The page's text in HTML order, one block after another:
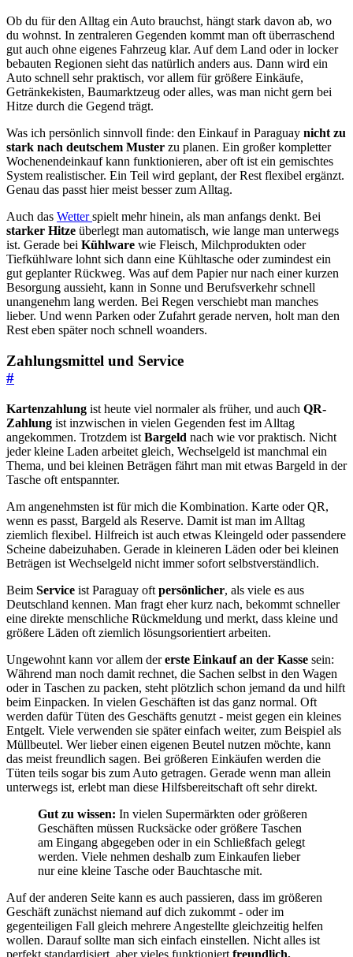
Ob du für den Alltag ein Auto brauchst, hängt stark davon ab, wo
du wohnst. In zentraleren Gegenden kommt man oft überraschend
gut auch ohne eigenes Fahrzeug klar. Auf dem Land oder in locker
bebauten Regionen sieht das natürlich anders aus. Dann wird ein
Auto schnell sehr praktisch, vor allem für größere Einkäufe,
Getränkekisten, Baumarktzeug oder alles, was man nicht gern bei
Hitze durch die Gegend trägt.
Was ich persönlich sinnvoll finde: den Einkauf in Paraguay nicht zu
stark nach deutschem Muster zu planen. Ein großer kompletter
Wochenendeinkauf kann funktionieren, aber oft ist ein gemischtes
System realistischer. Ein Teil wird geplant, der Rest flexibel ergänzt.
Genau das passt hier meist besser zum Alltag.
Auch das Wetterspielt mehr hinein, als man anfangs denkt. Bei
starker Hitze überlegt man automatisch, wie lange man unterwegs
ist. Gerade bei Kühlware wie Fleisch, Milchprodukten oder
Tiefkühlware lohnt sich dann eine Kühltasche oder zumindest ein
gut geplanter Rückweg. Was auf dem Papier nur nach einer kurzen
Besorgung aussieht, kann in Sonne und Berufsverkehr schnell
unangenehm lang werden. Bei Regen verschiebt man manches
lieber. Und wenn Parken oder Zufahrt gerade nerven, holt man den
Rest eben später noch schnell woanders.
Zahlungsmittel und Service
#
Kartenzahlung ist heute viel normaler als früher, und auch QR-
Zahlung ist inzwischen in vielen Gegenden fest im Alltag
angekommen. Trotzdem ist Bargeld nach wie vor praktisch. Nicht
jeder kleine Laden arbeitet gleich, Wechselgeld ist manchmal ein
Thema, und bei kleinen Beträgen fährt man mit etwas Bargeld in der
Tasche oft entspannter.
Am angenehmsten ist für mich die Kombination. Karte oder QR,
wenn es passt, Bargeld als Reserve. Damit ist man im Alltag
ziemlich flexibel. Hilfreich ist auch etwas Kleingeld oder passendere
Scheine dabeizuhaben. Gerade in kleineren Läden oder bei kleinen
Beträgen ist Wechselgeld nicht immer sofort selbstverständlich.
Beim Service ist Paraguay oft persönlicher, als viele es aus
Deutschland kennen. Man fragt eher kurz nach, bekommt schneller
eine direkte menschliche Rückmeldung und merkt, dass kleine und
größere Läden oft ziemlich lösungsorientiert arbeiten.
Ungewohnt kann vor allem dererste Einkauf an der Kasse sein:
Während man noch damit rechnet, die Sachen selbst in den Wagen
oder in Taschen zu packen, steht plötzlich schon jemand da und hilft
beim Einpacken. In vielen Geschäften ist das ganz normal. Oft
werden dafür Tüten des Geschäfts genutzt - meist gegen ein kleines
Entgelt. Viele verwenden sie später einfach weiter, zum Beispiel als
Müllbeutel. Wer lieber einen eigenen Beutel nutzen möchte, kann
das meist freundlich sagen. Bei größeren Einkäufen werden die
Tüten teils sogar bis zum Auto getragen. Gerade wenn man allein
unterwegs ist, erlebt man diese Hilfsbereitschaft oft sehr direkt.
Gut zu wissen: In vielen Supermärkten oder größeren
Geschäften müssen Rucksäcke oder größere Taschen
am Eingang abgegeben oder in ein Schließfach gelegt
werden. Viele nehmen deshalb zum Einkaufen lieber
nur eine kleine Tasche oder Bauchtasche mit.
Auf der anderen Seite kann es auch passieren, dass im größeren
Geschäft zunächst niemand auf dich zukommt - oder im
gegenteiligen Fall gleich mehrere Angestellte gleichzeitig helfen
wollen. Darauf sollte man sich einfach einstellen. Nicht alles ist
perfekt standardisiert, aber vieles funktioniert freundlich,